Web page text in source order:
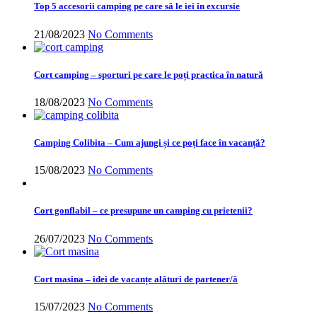
Top 5 accesorii camping pe care să le iei în excursie
21/08/2023 No Comments
Cort camping – sporturi pe care le poți practica în natură
18/08/2023 No Comments
Camping Colibita – Cum ajungi și ce poți face în vacanță?
15/08/2023 No Comments
Cort gonflabil – ce presupune un camping cu prietenii?
26/07/2023 No Comments
Cort masina – idei de vacanțe alături de partener/ă
15/07/2023 No Comments